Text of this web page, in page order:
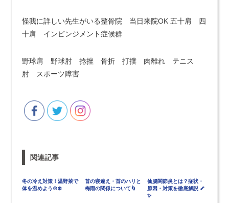
怪我に詳しい先生がいる整骨院 当日来院OK 五十肩 四
十肩 インピンジメント症候群
野球肩 野球肘 捻挫 骨折 打撲 肉離れ テニス
肘 スポーツ障害
関連記事
冬の冷え対策！温野菜で
体を温めよう🍲❄️
首の寝違え・首のハリと
梅雨の関係について🌀
仙腸関節炎とは？症状・
原因・対策を徹底解説 🦴
✨